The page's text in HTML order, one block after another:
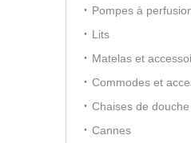
Pompes à
Lits
Matelas et
Commodes et
Cannes